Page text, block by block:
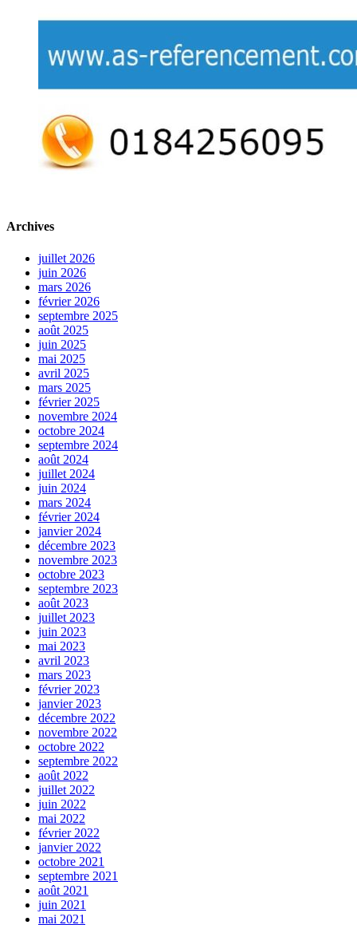
Archives
juillet 2026
juin 2026
mars 2026
février 2026
septembre 2025
août 2025
juin 2025
mai 2025
avril 2025
mars 2025
février 2025
novembre 2024
octobre 2024
septembre 2024
août 2024
juillet 2024
juin 2024
mars 2024
février 2024
janvier 2024
décembre 2023
novembre 2023
octobre 2023
septembre 2023
août 2023
juillet 2023
juin 2023
mai 2023
avril 2023
mars 2023
février 2023
janvier 2023
décembre 2022
novembre 2022
octobre 2022
septembre 2022
août 2022
juillet 2022
juin 2022
mai 2022
février 2022
janvier 2022
octobre 2021
septembre 2021
août 2021
juin 2021
mai 2021